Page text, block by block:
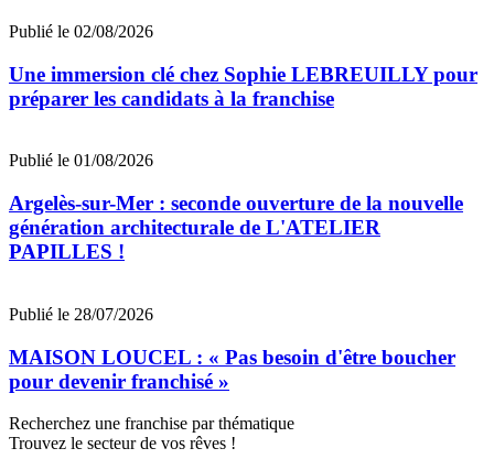
Publié le 02/08/2026
Une immersion clé chez Sophie LEBREUILLY pour
préparer les candidats à la franchise
Publié le 01/08/2026
Argelès-sur-Mer : seconde ouverture de la nouvelle
génération architecturale de L'ATELIER
PAPILLES !
Publié le 28/07/2026
MAISON LOUCEL : « Pas besoin d'être boucher
pour devenir franchisé »
Recherchez une franchise par thématique
Trouvez le secteur de vos rêves !